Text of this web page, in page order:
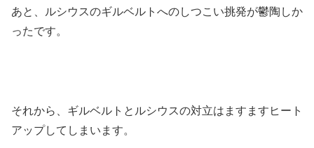
あと、ルシウスのギルベルトへのしつこい挑発が鬱陶しか
ったです。
それから、ギルベルトとルシウスの対立はますますヒート
アップしてしまいます。